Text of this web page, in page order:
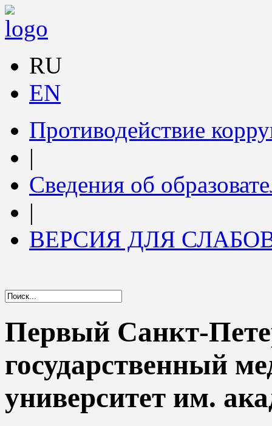
RU
EN
Противодействие
|
Сведения об
|
ВЕРСИЯ ДЛЯ
Первый Санкт-
государственный
университет им.